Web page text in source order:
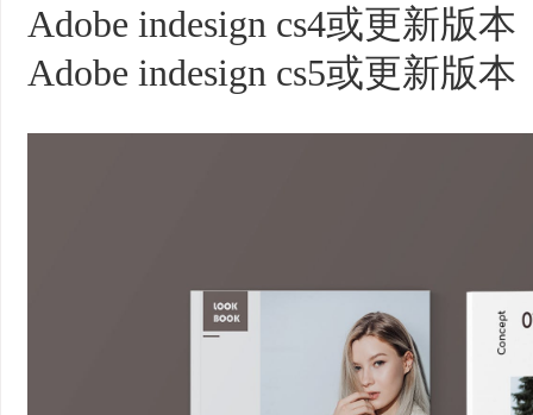
Adobe indesign cs4或更新版
Adobe indesign cs5或更新版